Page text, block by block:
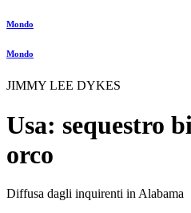
Mondo
Mondo
JIMMY LEE DYKES
Usa: sequestro
orco
Diffusa dagli inquirenti in Alabama